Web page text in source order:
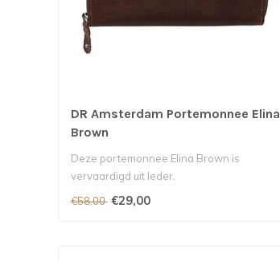
DR Amsterdam Portemonnee Elina
Brown
Deze portemonnee Elina Brown is
vervaardigd uit leder.
€58,00 €29,00